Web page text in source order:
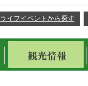
ライフイベントから探す